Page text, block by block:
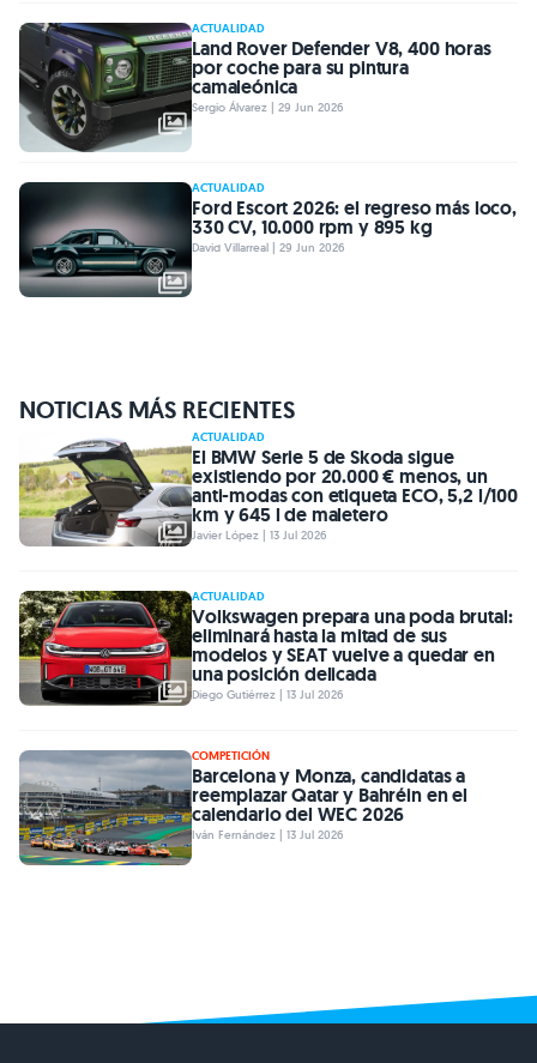
ACTUALIDAD
Land Rover Defender V8, 400 horas
por coche para su pintura
camaleónica
Sergio Álvarez | 29 Jun 2026
ACTUALIDAD
Ford Escort 2026: el regreso más loco,
330 CV, 10.000 rpm y 895 kg
David Villarreal | 29 Jun 2026
NOTICIAS MÁS RECIENTES
ACTUALIDAD
El BMW Serie 5 de Skoda sigue
existiendo por 20.000 € menos, un
anti-modas con etiqueta ECO, 5,2 l/100
km y 645 l de maletero
Javier López | 13 Jul 2026
ACTUALIDAD
Volkswagen prepara una poda brutal:
eliminará hasta la mitad de sus
modelos y SEAT vuelve a quedar en
una posición delicada
Diego Gutiérrez | 13 Jul 2026
COMPETICIÓN
Barcelona y Monza, candidatas a
reemplazar Qatar y Bahréin en el
calendario del WEC 2026
Iván Fernández | 13 Jul 2026